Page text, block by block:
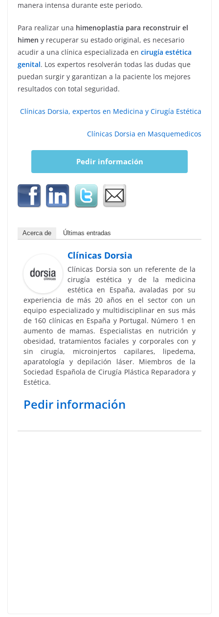
manera intensa durante este periodo.
Para realizar una himenoplastia para reconstruir el
himen y recuperar su estado original, es necesario
acudir a una clínica especializada en cirugía estética
genital. Los expertos resolverán todas las dudas que
puedan surgir y garantizan a la paciente los mejores
resultados con total seguridad.
Clínicas Dorsia, expertos en Medicina y Cirugía Estética
Clínicas Dorsia en Masquemedicos
Pedir información
Acerca de Últimas entradas
Clínicas Dorsia
Clínicas Dorsia son un referente de la
cirugía estética y de la medicina
estética en España, avaladas por su
experiencia de más 20 años en el sector con un
equipo especializado y multidisciplinar en sus más
de 160 clínicas en España y Portugal. Número 1 en
aumento de mamas. Especialistas en nutrición y
obesidad, tratamientos faciales y corporales con y
sin cirugía, microinjertos capilares, lipedema,
aparatología y depilación láser. Miembros de la
Sociedad Española de Cirugía Plástica Reparadora y
Estética.
Pedir información